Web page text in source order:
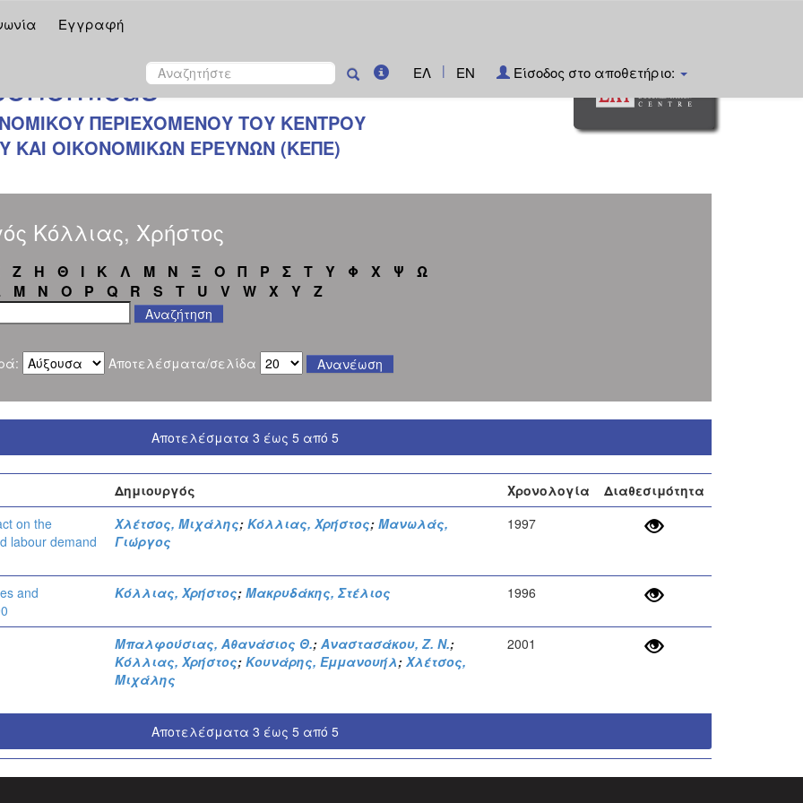
Εγγραφή
ΕΛ | EN Είσοδος στο αποθετήριο:
ΠΕΡΙΕΧΟΜΕΝΟΥ ΤΟΥ ΚΕΝΤΡΟΥ
ΚΑΙ ΟΙΚΟΝΟΜΙΚΩΝ ΕΡΕΥΝΩΝ (ΚΕΠΕ)
Κόλλιας, Χρήστος
Ζ Η Θ Ι Κ Λ Μ Ν Ξ Ο Π Ρ Σ Τ Υ Φ Χ Ψ
Ω
M N O P Q R S T U V W X Y Z
Αποτελέσματα/σελίδα
Αποτελέσματα 3 έως 5 από 5
Δημιουργός Χρονολογία
Διαθεσιμότητα
on the
labour demand
Χλέτσος, Μιχάλης; Κόλλιας, Χρήστος; Μανωλάς,
Γιώργος
1997
and
Κόλλιας, Χρήστος; Μακρυδάκης, Στέλιος 1996
Μπαλφούσιας, Αθανάσιος Θ.; Αναστασάκου, Ζ. Ν.;
Κόλλιας, Χρήστος; Κουνάρης, Εμμανουήλ; Χλέτσος,
Μιχάλης
2001
Αποτελέσματα 3 έως 5 από 5